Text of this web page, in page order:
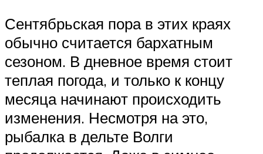
Сентябрьская пора в этих краях
обычно считается бархатным
сезоном. В дневное время стоит
теплая погода, и только к концу
месяца начинают происходить
изменения. Несмотря на это,
рыбалка в дельте Волги